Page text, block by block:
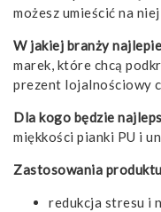
możesz umieścić na
W jakiej branży
marek, które chcą
prezent lojalnościowy
Dla kogo będzie
miękkości pianki PU i
Zastosowania
redukcja stresu i